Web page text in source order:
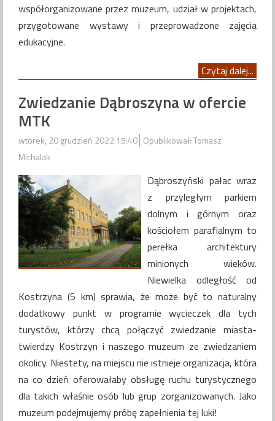
współorganizowane przez muzeum, udział w projektach,
przygotowane wystawy i przeprowadzone zajęcia
edukacyjne.
Czytaj dalej...
Zwiedzanie Dąbroszyna w ofercie
MTK
wtorek, 20 grudzień 2022 15:40 Opublikował: Tomasz
Michalak
Dąbroszyński pałac wraz
z przyległym parkiem
dolnym i górnym oraz
kościołem parafialnym to
perełka architektury
minionych wieków.
Niewielka odległość od
Kostrzyna (5 km) sprawia, że może być to naturalny
dodatkowy punkt w programie wycieczek dla tych
turystów, którzy chcą połączyć zwiedzanie miasta-
twierdzy Kostrzyn i naszego muzeum ze zwiedzaniem
okolicy. Niestety, na miejscu nie istnieje organizacja, która
na co dzień oferowałaby obsługę ruchu turystycznego
dla takich właśnie osób lub grup zorganizowanych. Jako
muzeum podejmujemy próbę zapełnienia tej luki!